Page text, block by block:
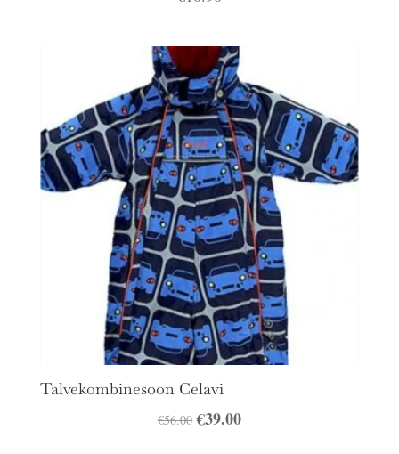
Talvekombinesoon Celavi
€56.00 Algne
€39.00Praegune